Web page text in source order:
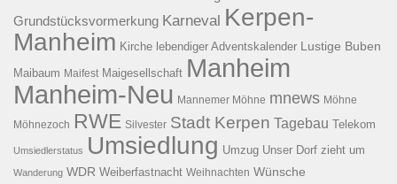
Grundstücksvormerkung Karneval Kerpen-
Manheim Kirche lebendiger Adventskalender Lustige Buben
Maibaum Maifest Maigesellschaft Manheim
Manheim-Neu Mannemer Möhne mnews Möhne
Möhnezoch RWE Silvester Stadt Kerpen Tagebau Telekom
Umsiedlerstatus Umsiedlung Umzug Unser Dorf zieht um
Wanderung WDR Weiberfastnacht Weihnachten Wünsche